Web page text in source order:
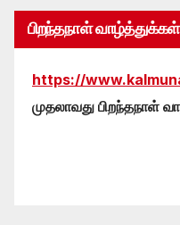
பிறந்தநாள் வாழ்த்துக்கள்
https://
முதலாவது பிறந்தநாள்